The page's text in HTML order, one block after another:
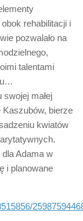
rehabilitacji i
pozwalało na
talentami
małej
bierze
kwiatów
Adama w
i planowane